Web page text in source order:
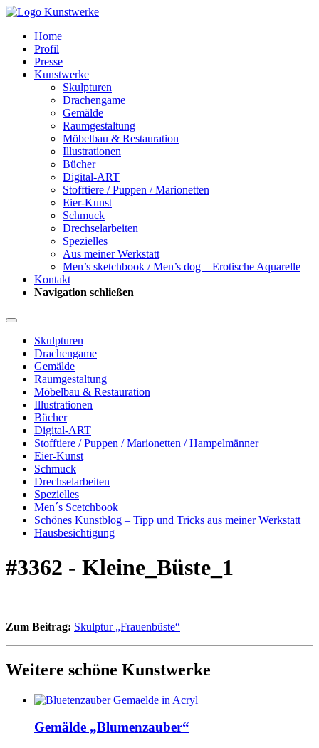
Home
Profil
Presse
Kunstwerke
Skulpturen
Drachengame
Gemälde
Raumgestaltung
Möbelbau & Restauration
Illustrationen
Bücher
Digital-ART
Stofftiere / Puppen / Marionetten
Eier-Kunst
Schmuck
Drechselarbeiten
Spezielles
Aus meiner Werkstatt
Men’s sketchbook / Men’s dog – Erotische Aquarelle
Kontakt
Navigation schließen
Skulpturen
Drachengame
Gemälde
Raumgestaltung
Möbelbau & Restauration
Illustrationen
Bücher
Digital-ART
Stofftiere / Puppen / Marionetten / Hampelmänner
Eier-Kunst
Schmuck
Drechselarbeiten
Spezielles
Men´s Scetchbook
Schönes Kunstblog – Tipp und Tricks aus meiner Werkstatt
Hausbesichtigung
#3362 - Kleine_Büste_1
Zum Beitrag: Skulptur „Frauenbüste“
Weitere schöne Kunstwerke
Gemälde „Blumenzauber“